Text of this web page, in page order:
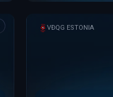
VĐQG ESTONIA